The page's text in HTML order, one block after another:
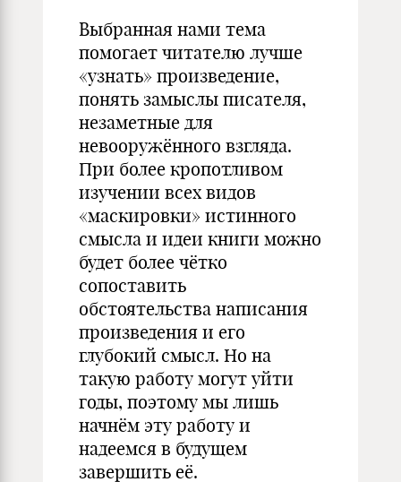
Выбранная нами тема
помогает читателю лучше
«узнать» произведение,
понять замыслы писателя,
незаметные для
невооружённого взгляда.
При более кропотливом
изучении всех видов
«маскировки» истинного
смысла и идеи книги можно
будет более чётко
сопоставить
обстоятельства написания
произведения и его
глубокий смысл. Но на
такую работу могут уйти
годы, поэтому мы лишь
начнём эту работу и
надеемся в будущем
завершить её.